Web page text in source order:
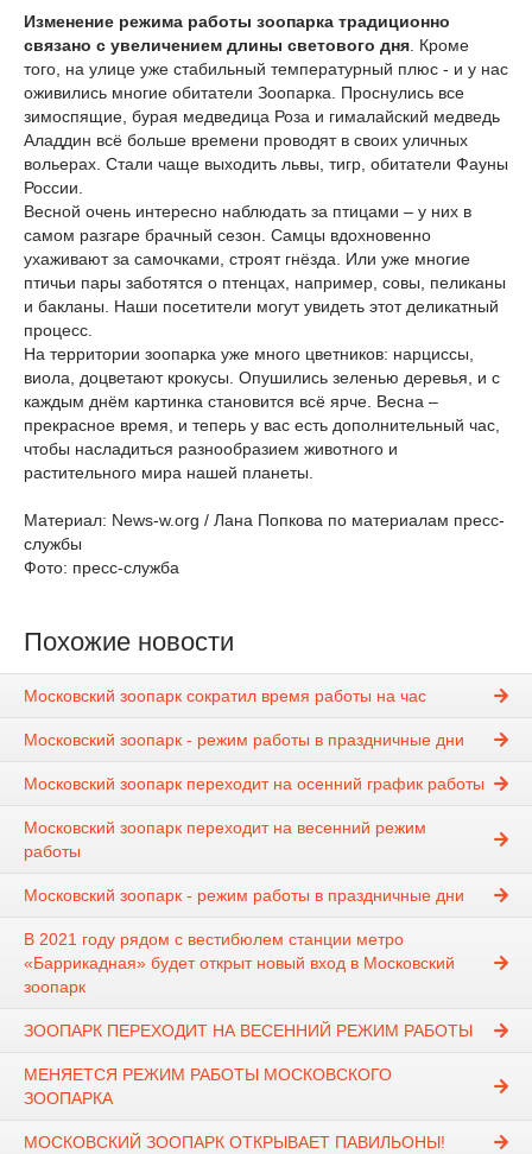
Изменение режима работы зоопарка традиционно
связано с увеличением длины светового дня . Кроме
того, на улице уже стабильный температурный плюс - и у нас
оживились многие обитатели Зоопарка. Проснулись все
зимоспящие, бурая медведица Роза и гималайский медведь
Аладдин всё больше времени проводят в своих уличных
вольерах. Стали чаще выходить львы, тигр, обитатели Фауны
России.
Весной очень интересно наблюдать за птицами – у них в
самом разгаре брачный сезон. Самцы вдохновенно
ухаживают за самочками, строят гнёзда. Или уже многие
птичьи пары заботятся о птенцах, например, совы, пеликаны
и бакланы. Наши посетители могут увидеть этот деликатный
процесс.
На территории зоопарка уже много цветников: нарциссы,
виола, доцветают крокусы. Опушились зеленью деревья, и с
каждым днём картинка становится всё ярче. Весна –
прекрасное время, и теперь у вас есть дополнительный час,
чтобы насладиться разнообразием животного и
растительного мира нашей планеты.
Материал: News-w.org / Лана Попкова по материалам пресс-
службы
Фото: пресс-служба
Похожие новости
Московский зоопарк сократил время работы на час
Московский зоопарк - режим работы в праздничные дни
Московский зоопарк переходит на осенний график работы
Московский зоопарк переходит на весенний режим
работы
Московский зоопарк - режим работы в праздничные дни
В 2021 году рядом с вестибюлем станции метро
«Баррикадная» будет открыт новый вход в Московский
зоопарк
ЗООПАРК ПЕРЕХОДИТ НА ВЕСЕННИЙ РЕЖИМ РАБОТЫ
МЕНЯЕТСЯ РЕЖИМ РАБОТЫ МОСКОВСКОГО
ЗООПАРКА
МОСКОВСКИЙ ЗООПАРК ОТКРЫВАЕТ ПАВИЛЬОНЫ!